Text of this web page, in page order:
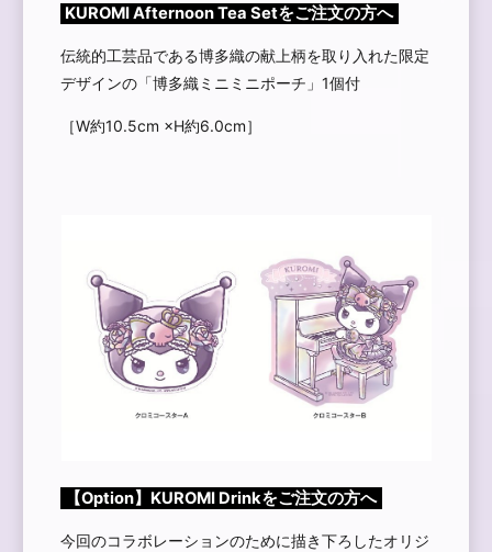
KUROMI Afternoon Tea Setをご注文の方へ
伝統的工芸品である博多織の献上柄を取り入れた限定
デザインの「博多織ミニミニポーチ」1個付
［W約10.5cm ×H約6.0cm］
【Option】KUROMI Drinkをご注文の方へ
今回のコラボレーションのために描き下ろしたオリジ